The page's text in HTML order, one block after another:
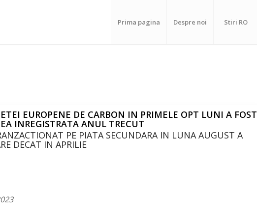
Prima pagina Despre noi Stiri RO
EUROPENE DE CARBON IN PRIMELE OPT LUNI A FOST
INREGISTRATA ANUL TRECUT
PE PIATA SECUNDARA IN LUNA AUGUST A
DECAT IN APRILIE